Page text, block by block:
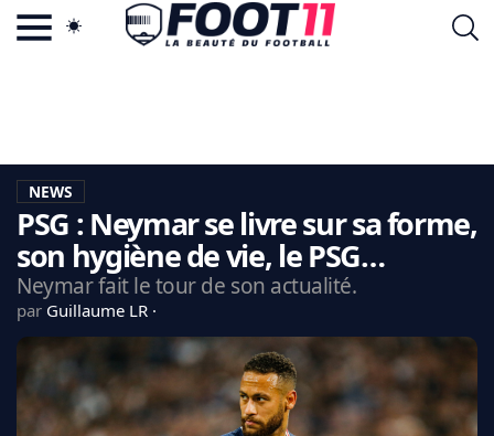
LA CHARTE
VIE PRIVÉE
CGU
CONTACTEZ-NOUS
MERCATO
CDM 2026
EDF
NEWS
PSG : Neymar se livre sur sa forme,
son hygiène de vie, le PSG…
Neymar fait le tour de son actualité.
par Guillaume LR